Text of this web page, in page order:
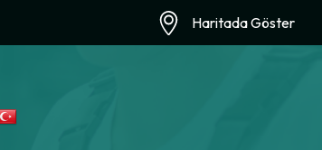
Haritada Göster